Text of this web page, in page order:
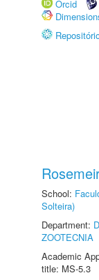
Orcid
School:
Solteira)
Department:
ZOOTECNIA
Academic
title: MS-5.3